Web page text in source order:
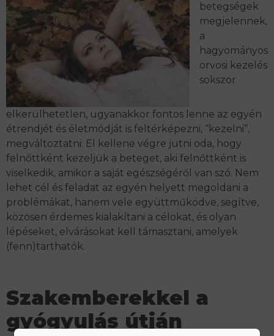
betegségek
megjelennek,
a
hagyományos
orvosi kezelés
sokszor
elkerülhetetlen, ugyanakkor fontos lenne az egyén
étrendjét és életmódját is feltérképezni, “kezelni”,
megváltoztatni. El kellene végre jutni oda, hogy
felnőttként kezeljük a beteget, aki felnőttként is
viselkedik, amikor a saját egészségéről van szó. Nem
lehet cél és feladat az egyén helyett megoldani a
problémákat, hanem vele együttműködve, segítve,
közösen érdemes kialakítani a célokat, és olyan
lépéseket, elvárásokat kell támasztani, amelyek
(fenn)tarthatók.
Szakemberekkel a
gyógyulás útján